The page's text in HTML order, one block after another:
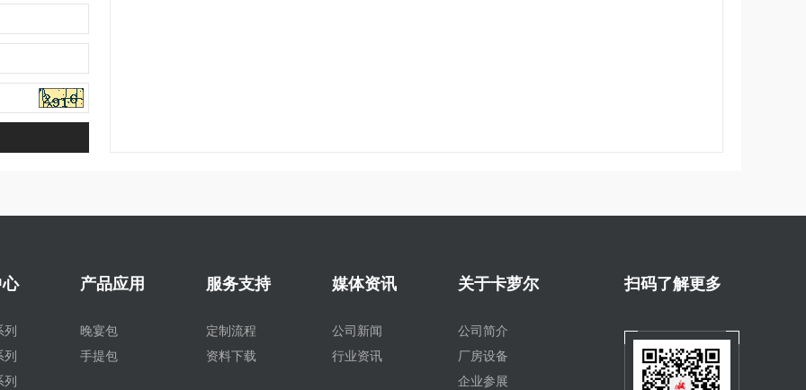
列
列
列
产品应用
晚宴包
手提包
服务支持
定制流程
资料下载
媒体资讯
公司新闻
行业资讯
关于卡萝尔
公司简介
厂房设备
企业参展
扫码了解更多